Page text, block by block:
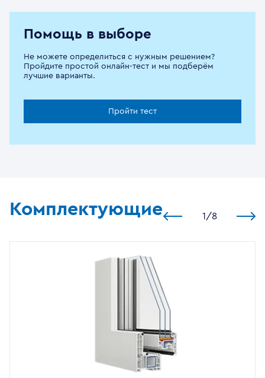
Помощь в выборе
Не можете определиться с нужным решением?
Пройдите простой онлайн-тест и мы подберём
лучшие варианты.
Пройти тест
Комплектующие 1 /8